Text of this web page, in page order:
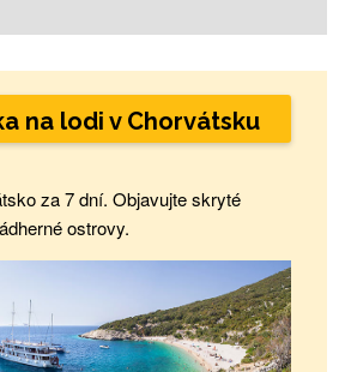
na lodi v Chorvátsku
za 7 dní. Objavujte skryté
ostrovy.